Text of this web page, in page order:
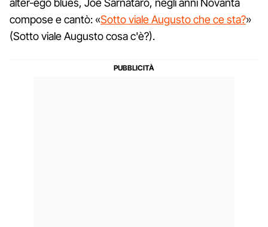
alter-ego blues, Joe Sarnataro, negli anni Novanta
compose e cantò: «Sotto viale Augusto che ce sta?»
(Sotto viale Augusto cosa c'è?).